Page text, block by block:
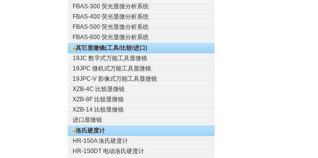
FBAS-300 荧光显微分析系统
FBAS-400 荧光显微分析系统
FBAS-500 荧光显微分析系统
FBAS-600 荧光显微分析系统
其它显微镜(工具/比较/进口)
19JC 数字式万能工具显微镜
19JPC 微机式万能工具显微镜
19JPC-V 影像式万能工具显微镜
XZB-4C 比较显微镜
XZB-8F 比较显微镜
XZB-14 比较显微镜
进口显微镜
洛氏硬度计
HR-150A 洛氏硬度计
HR-150DT 电动洛氏硬度计